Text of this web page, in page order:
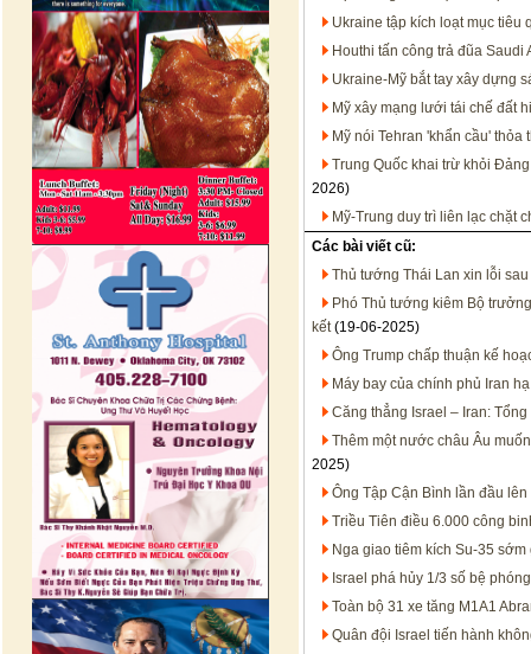
Ukraine tập kích loạt mục tiêu
Houthi tấn công trả đũa
Ukraine-Mỹ bắt tay xây dựng
Mỹ xây mạng lưới tái chế đất
Mỹ nói Tehran 'khẩn cầu'
Trung Quốc khai trừ khỏi
2026)
Mỹ-Trung duy trì liên lạc chặt
Các bài viết cũ:
Thủ tướng Thái Lan xin lỗi
Phó Thủ tướng kiêm Bộ
kết(19-06-2025)
Ông Trump chấp thuận kế
Máy bay của chính phủ Iran
Căng thẳng Israel – Iran:
Thêm một nước châu Âu
2025)
Ông Tập Cận Bình lần đầu
Triều Tiên điều 6.000 công
Nga giao tiêm kích Su-35
Israel phá hủy 1/3 số bệ
Toàn bộ 31 xe tăng M1A1
Quân đội Israel tiến hành